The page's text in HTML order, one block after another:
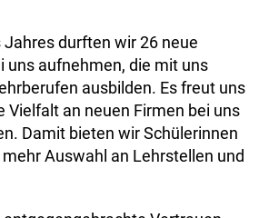
durften wir 26 neue
uns aufnehmen, die mit uns
ausbilden. Es freut uns
Vielfalt an neuen Firmen bei uns
Damit bieten wir Schülerinnen
Auswahl an Lehrstellen und